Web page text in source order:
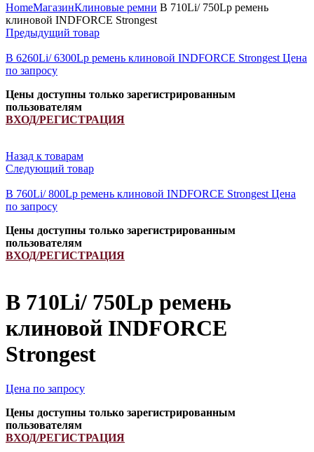
HomeМагазинКлиновые ремни B 710Li/ 750Lp ремень
клиновой INDFORCE Strongest
Предыдущий товар
B 6260Li/ 6300Lp ремень клиновой INDFORCE Strongest Цена
по запросу
Цены доступны только зарегистрированным
пользователям
ВХОД/РЕГИСТРАЦИЯ
Назад к товарам
Следующий товар
B 760Li/ 800Lp ремень клиновой INDFORCE Strongest Цена
по запросу
Цены доступны только зарегистрированным
пользователям
ВХОД/РЕГИСТРАЦИЯ
B 710Li/ 750Lp ремень
клиновой INDFORCE
Strongest
Цена по запросу
Цены доступны только зарегистрированным
пользователям
ВХОД/РЕГИСТРАЦИЯ